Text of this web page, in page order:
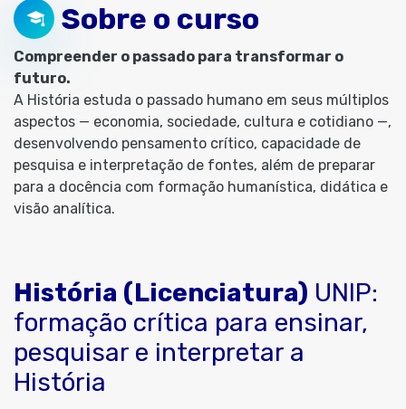
Sobre o curso
Compreender o passado para transformar o
futuro.
A História estuda o passado humano em seus múltiplos
aspectos — economia, sociedade, cultura e cotidiano —,
desenvolvendo pensamento crítico, capacidade de
pesquisa e interpretação de fontes, além de preparar
para a docência com formação humanística, didática e
visão analítica.
História (Licenciatura) UNIP:
formação crítica para ensinar,
pesquisar e interpretar a
História